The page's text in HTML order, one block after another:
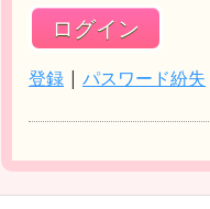
登録 | パスワード紛失